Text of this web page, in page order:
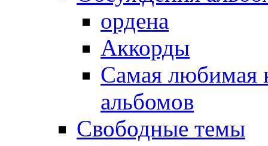
ордена
Аккорды
Самая любимая
альбомов
Свободные темы